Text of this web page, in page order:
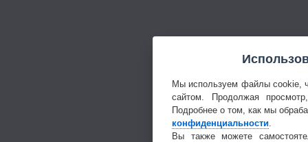
Мы используем файлы cookie,
сайтом. Продолжая
Подробнее о том, как мы
конфиденциальности
Вы также можете